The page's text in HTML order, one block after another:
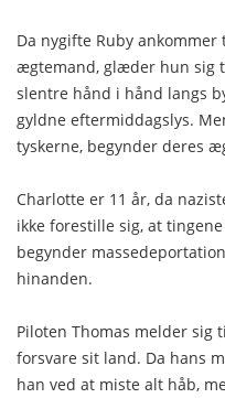
Da nygifte Ruby
ægtemand, glæder hun sig
slentre hånd i hånd langs
gyldne eftermiddagslys.
tyskerne, begynder deres
Charlotte er 11 år, da
ikke forestille sig, at
begynder
hinanden.
Piloten Thomas melder sig
forsvare sit land. Da hans
han ved at miste alt håb,